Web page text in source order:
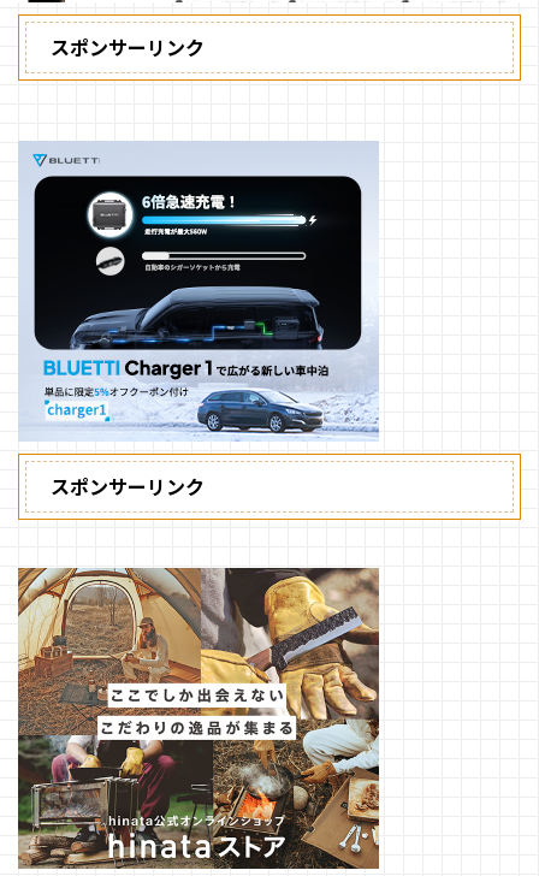
スポンサーリンク
スポンサーリンク